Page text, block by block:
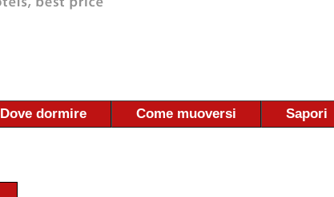
Dove dormire Come muoversi Sapori